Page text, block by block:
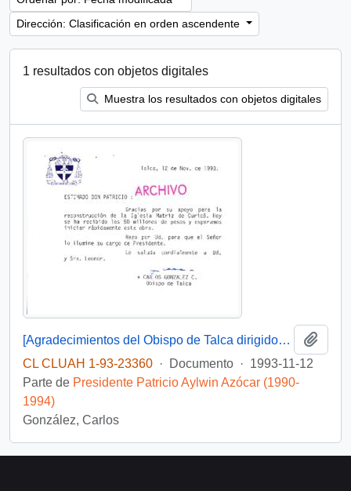
Dirección: Clasificación en orden ascendente
1 resultados con objetos digitales
Muestra los resultados con objetos digitales
[Agradecimientos del Obispo de Talca dirigidos al Presidente Patricio Aylwin por el apoyo en la reconstrucción de la Iglesia Matriz de Curicó]
CL CLUAH 1-93-23360 · Documento · 1993-11-12
Parte de Presidente Patricio Aylwin Azócar (1990-
1994)
González, Carlos